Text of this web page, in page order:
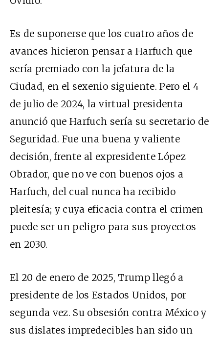
Es de suponerse que los cuatro años de
avances hicieron pensar a Harfuch que
sería premiado con la jefatura de la
Ciudad, en el sexenio siguiente. Pero el 4
de julio de 2024, la virtual presidenta
anunció que Harfuch sería su secretario de
Seguridad. Fue una buena y valiente
decisión, frente al expresidente López
Obrador, que no ve con buenos ojos a
Harfuch, del cual nunca ha recibido
pleitesía; y cuya eficacia contra el crimen
puede ser un peligro para sus proyectos
en 2030.
El 20 de enero de 2025, Trump llegó a
presidente de los Estados Unidos, por
segunda vez. Su obsesión contra México y
sus dislates impredecibles han sido un